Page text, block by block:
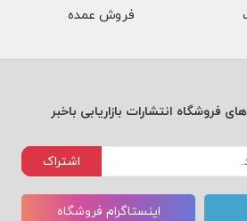
فروش عمده
فروشگاه انتشارات بازاریابی باخبر
اشتراک
اینستاگرام فروشگاه